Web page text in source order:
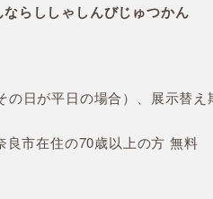
らししゃしんびじゅつかん
日が平日の場合）、展示替
市在住の70歳以上の方 無料